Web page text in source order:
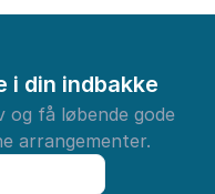
i din indbakke
og få løbende gode
arrangementer.